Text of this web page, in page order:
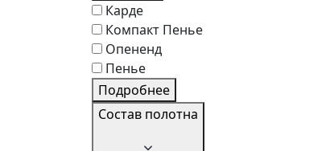
Карде
Компакт Пенье
Опененд
Пенье
Подробнее
Состав полотна